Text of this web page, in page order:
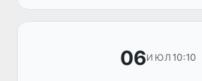
тутыныўшыларға өз ўақтында
06ИЮЛ 10:10